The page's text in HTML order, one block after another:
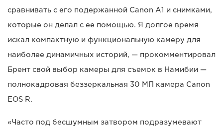
сравнивать с его подержанной Canon A1 и снимками,
которые он делал с ее помощью. Я долгое время
искал компактную и функциональную камеру для
наиболее динамичных историй, — прокомментировал
Брент свой выбор камеры для съемок в Намибии —
полнокадровая беззеркальная 30 МП камера Canon
EOS R.
«Часто под бесшумным затвором подразумевают